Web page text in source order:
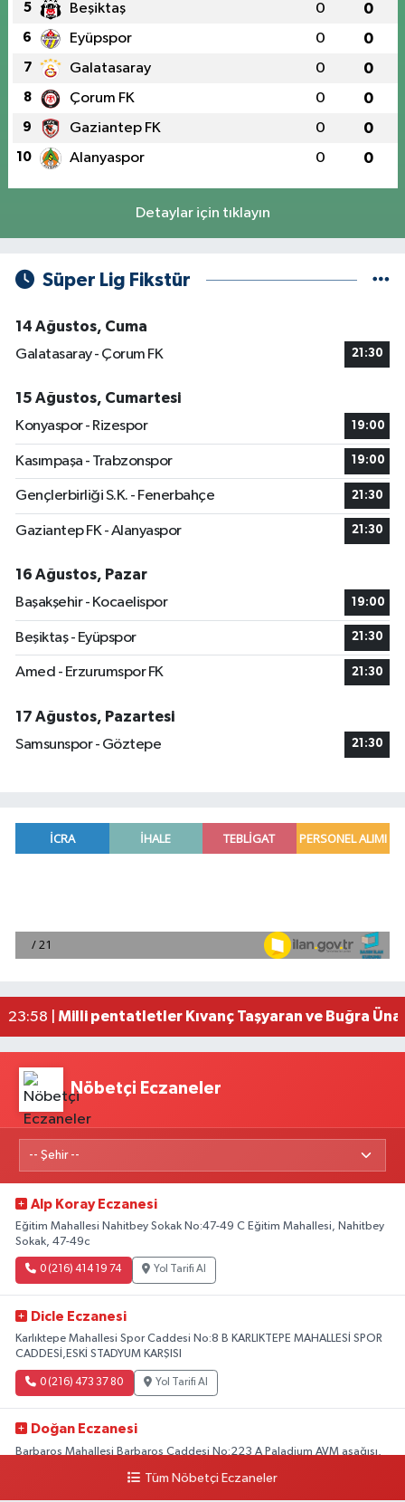
5 Beşiktaş 0 0
6 Eyüpspor 0 0
7 Galatasaray 0 0
8 Çorum FK 0 0
9 Gaziantep FK 0 0
10 Alanyaspor 0 0
Detaylar için tıklayın
Süper Lig Fikstür
14 Ağustos, Cuma
Galatasaray - Çorum FK
21:30
15 Ağustos, Cumartesi
Konyaspor - Rizespor
19:00
Kasımpaşa - Trabzonspor 19:00
Gençlerbirliği S.K. - Fenerbahçe 21:30
Gaziantep FK - Alanyaspor 21:30
16 Ağustos, Pazar
Başakşehir - Kocaelispor
19:00
Beşiktaş - Eyüpspor 21:30
Amed - Erzurumspor FK 21:30
17 Ağustos, Pazartesi
Samsunspor - Göztepe
21:30
00:05 |
Adana'da silahlı saldırıda 3 kişi yaralandı
01:06 |
Adana'da helikopter destekli 'huzur ve güven'
Nöbetçi Eczaneler
Alp Koray Eczanesi
Eğitim Mahallesi Nahitbey Sokak No:47-49 C Eğitim Mahallesi, Nahitbey
Sokak, 47-49c
0 (216) 414 19 74 Yol Tarifi Al
Dicle Eczanesi
Karlıktepe Mahallesi Spor Caddesi No:8 B KARLIKTEPE MAHALLESİ SPOR
CADDESİ,ESKİ STADYUM KARŞISI
0 (216) 473 37 80 Yol Tarifi Al
Doğan Eczanesi
Barbaros Mahallesi Barbaros Caddesi No:223 A Paladium AVM aşağısı,
Tüm Nöbetçi Eczaneler